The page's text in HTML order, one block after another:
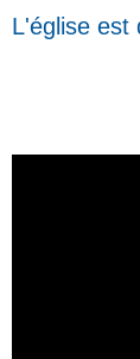
L'église est